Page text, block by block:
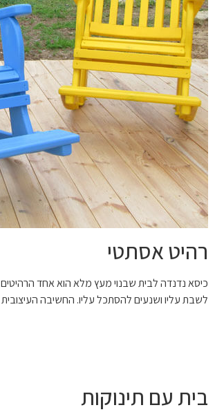
רהיט אסתטי
כיסא נדנדה לבית שבנוי מעץ מלא הוא אחד
לשבת עליו ושנעים להסתכל עליו. החשיבה
בית עם תינוקות